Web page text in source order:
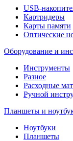
USB-
Картридеры
Карты памяти
Оптические
Оборудование и
Инструменты
Разное
Расходные
Ручной
Планшеты и
Ноутбуки
Планшеты